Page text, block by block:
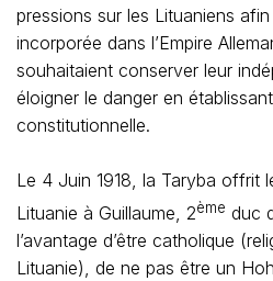
pressions sur les Lituaniens
incorporée dans l’Empire
souhaitaient conserver leur
éloigner le danger en
constitutionnelle.
Le 4 Juin 1918, la Taryba offrit
Lituanie à Guillaume, 2ème duc
l’avantage d’être catholique
Lituanie), de ne pas être un